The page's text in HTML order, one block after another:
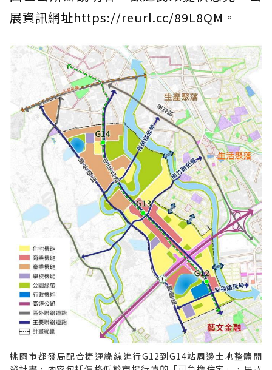
展資訊網址https://reurl.cc/89L8QM。
桃園市都發局配合捷運綠線進行G12到G14站周邊土地整體開